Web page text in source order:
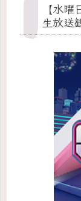
【水
生放送